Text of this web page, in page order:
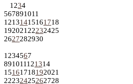
1 234
567891011
12131415161718
192021 22232425
2627282930
1 234567
891011121314
15161718192021
22232425262728